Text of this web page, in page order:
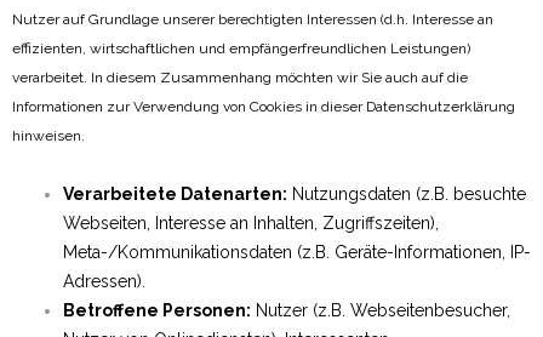
Nutzer auf Grundlage unserer berechtigten Interessen (d.h. Interesse an
effizienten, wirtschaftlichen und empfängerfreundlichen Leistungen)
verarbeitet. In diesem Zusammenhang möchten wir Sie auch auf die
Informationen zur Verwendung von Cookies in dieser Datenschutzerklärung
hinweisen.
Verarbeitete Datenarten: Nutzungsdaten (z.B. besuchte
Webseiten, Interesse an Inhalten, Zugriffszeiten),
Meta-/Kommunikationsdaten (z.B. Geräte-Informationen, IP-
Adressen).
Betroffene Personen: Nutzer (z.B. Webseitenbesucher,